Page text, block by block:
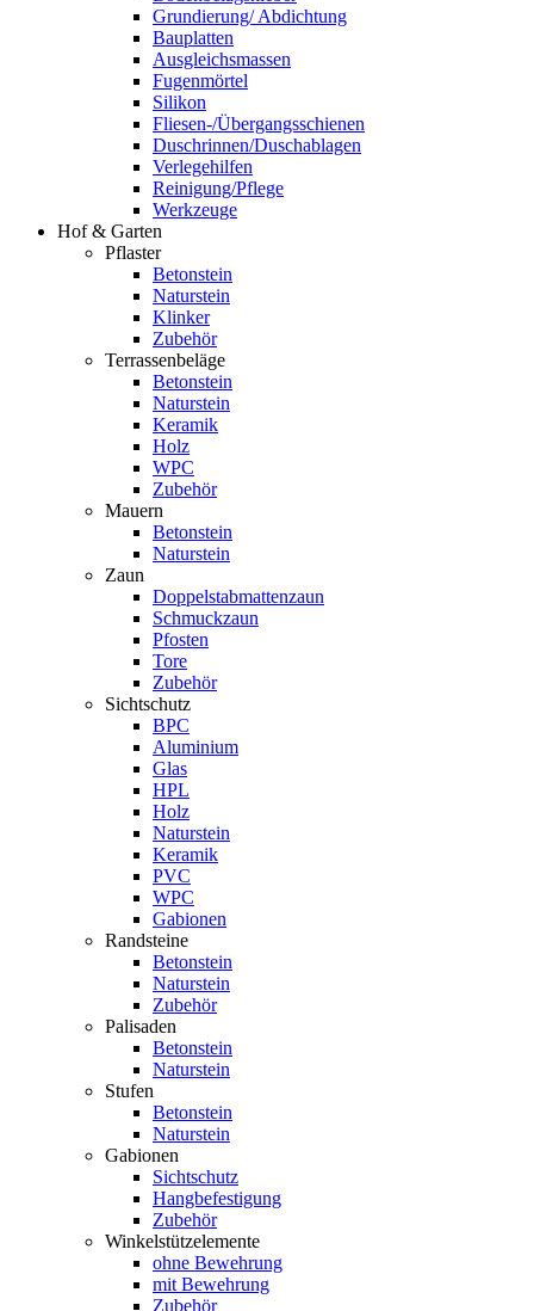
Grundierung/ Abdichtung
Bauplatten
Ausgleichsmassen
Fugenmörtel
Silikon
Fliesen-/Übergangsschienen
Duschrinnen/Duschablagen
Verlegehilfen
Reinigung/Pflege
Werkzeuge
Hof & Garten
Pflaster
Betonstein
Naturstein
Klinker
Zubehör
Terrassenbeläge
Betonstein
Naturstein
Keramik
Holz
WPC
Zubehör
Mauern
Betonstein
Naturstein
Zaun
Doppelstabmattenzaun
Schmuckzaun
Pfosten
Tore
Zubehör
Sichtschutz
BPC
Aluminium
Glas
HPL
Holz
Naturstein
Keramik
PVC
WPC
Gabionen
Randsteine
Betonstein
Naturstein
Zubehör
Palisaden
Betonstein
Naturstein
Stufen
Betonstein
Naturstein
Gabionen
Sichtschutz
Hangbefestigung
Zubehör
Winkelstützelemente
ohne Bewehrung
mit Bewehrung
Zubehör